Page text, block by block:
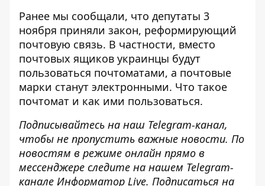
Ранее мы сообщали, что депутаты 3
ноября приняли закон, реформирующий
почтовую связь. В частности, вместо
почтовых ящиков украинцы будут
пользоваться почтоматами, а почтовые
марки станут электронными. Что такое
почтомат и как ими пользоваться.
Подписывайтесь на наш Telegram-канал,
чтобы не пропустить важные новости. По
новостям в режиме онлайн прямо в
мессенджере следите на нашем Telegram-
канале Информатор Live. Подписаться на